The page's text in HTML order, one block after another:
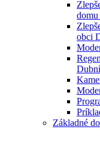
obci
Základné